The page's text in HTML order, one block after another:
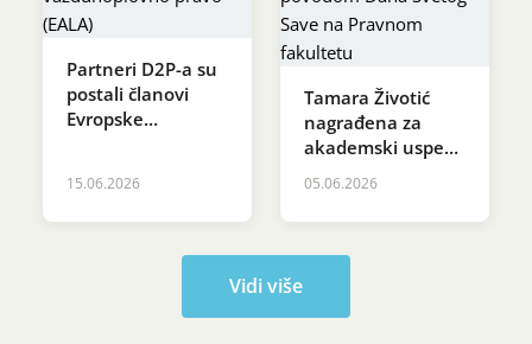
Partneri D2P-a su
postali članovi
Evropske
pravo (EALA)
15.06.2026
Tamara Životić
nagrađena za
akademski uspeh
na svečanosti
Svetog Save na
05.06.2026
Vidi više